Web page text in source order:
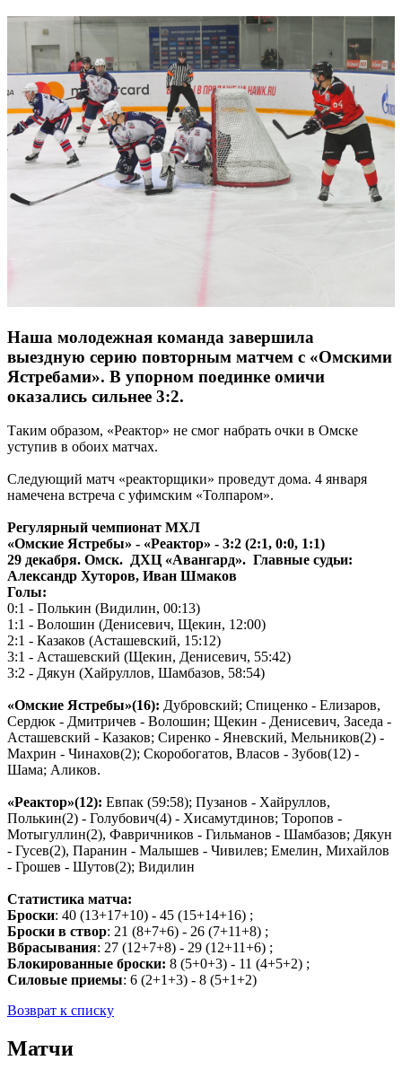
Наша молодежная команда завершила
выездную серию повторным матчем с «Омскими
Ястребами». В упорном поединке омичи
оказались сильнее 3:2.
Таким образом, «Реактор» не смог набрать очки в Омске
уступив в обоих матчах.
Следующий матч «реакторщики» проведут дома. 4 января
намечена встреча с уфимским «Толпаром».
Регулярный чемпионат МХЛ
«Омские Ястребы» - «Реактор» - 3:2 (2:1, 0:0, 1:1)
29 декабря. Омск. ДХЦ «Авангард». Главные судьи:
Александр Хуторов, Иван Шмаков
Голы:
0:1 - Полькин (Видилин, 00:13)
1:1 - Волошин (Денисевич, Щекин, 12:00)
2:1 - Казаков (Асташевский, 15:12)
3:1 - Асташевский (Щекин, Денисевич, 55:42)
3:2 - Дякун (Хайруллов, Шамбазов, 58:54)
«Омские Ястребы»(16): Дубровский; Спиценко - Елизаров,
Сердюк - Дмитричев - Волошин; Щекин - Денисевич, Заседа -
Асташевский - Казаков; Сиренко - Яневский, Мельников(2) -
Махрин - Чинахов(2); Скоробогатов, Власов - Зубов(12) -
Шама; Аликов.
«Реактор»(12): Евпак (59:58); Пузанов - Хайруллов,
Полькин(2) - Голубович(4) - Хисамутдинов; Торопов -
Мотыгуллин(2), Фавричников - Гильманов - Шамбазов; Дякун
- Гусев(2), Паранин - Малышев - Чивилев; Емелин, Михайлов
- Грошев - Шутов(2); Видилин
Статистика матча:
Броски: 40 (13+17+10) - 45 (15+14+16) ;
Броски в створ: 21 (8+7+6) - 26 (7+11+8) ;
Вбрасывания: 27 (12+7+8) - 29 (12+11+6) ;
Блокированные броски: 8 (5+0+3) - 11 (4+5+2) ;
Силовые приемы: 6 (2+1+3) - 8 (5+1+2)
Возврат к списку
Матчи